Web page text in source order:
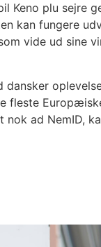
Keno plu sejre
kan fungere
vide ud sine
dansker
fleste
ad NemID,